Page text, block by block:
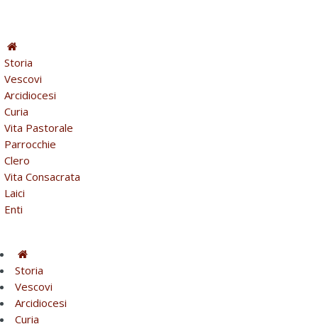
Storia
Vescovi
Arcidiocesi
Curia
Vita Pastorale
Parrocchie
Clero
Vita Consacrata
Laici
Enti
Storia
Vescovi
Arcidiocesi
Curia